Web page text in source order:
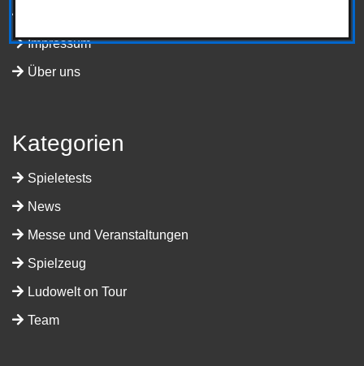
Impressum
Über uns
Kategorien
Spieletests
News
Messe und Veranstaltungen
Spielzeug
Ludowelt on Tour
Team